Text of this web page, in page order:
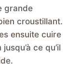
grande
croustillant.
ensuite cuire
ce qu’il